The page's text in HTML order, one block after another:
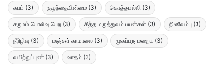
கபம் (3) குழந்தையின்மை (3) கொத்தமல்லி (3)
சருமம் பொலிவு பெற (3) சித்த மருத்துவம் பயன்கள் (3) நிலவேம்பு (3)
நீரிழிவு (3) மஞ்சள் காமாலை (3) முகப்பரு மறைய (3)
வயிற்றுப்புண் (3) வாதம் (3)